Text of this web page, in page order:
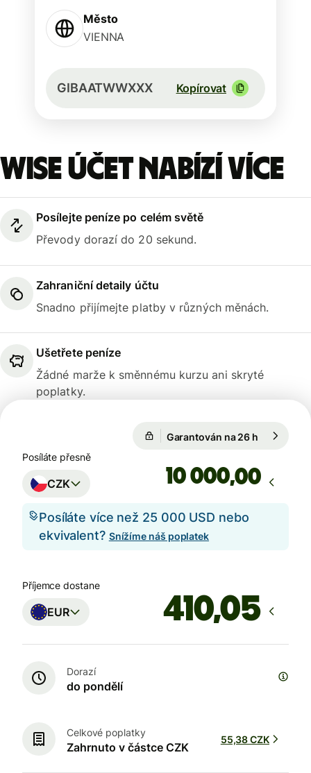
Město
VIENNA
GIBAATWWXXX Kopírovat
Wise účet nabízí více
Posílejte peníze po celém světě
Převody dorazí do 20 sekund.
Zahraniční detaily účtu
Snadno přijímejte platby v různých měnách.
Ušetřete peníze
Žádné marže k směnnému kurzu ani skryté
poplatky.
Garantován na 26 h
Posíláte přesně
CZK ,00
Posíláte více než 25 000 USD nebo
ekvivalent? Snížíme náš poplatek
Příjemce dostane
EUR
Dorazí
do pondělí
Celkové poplatky
Zahrnuto v částce CZK
55,38 CZK